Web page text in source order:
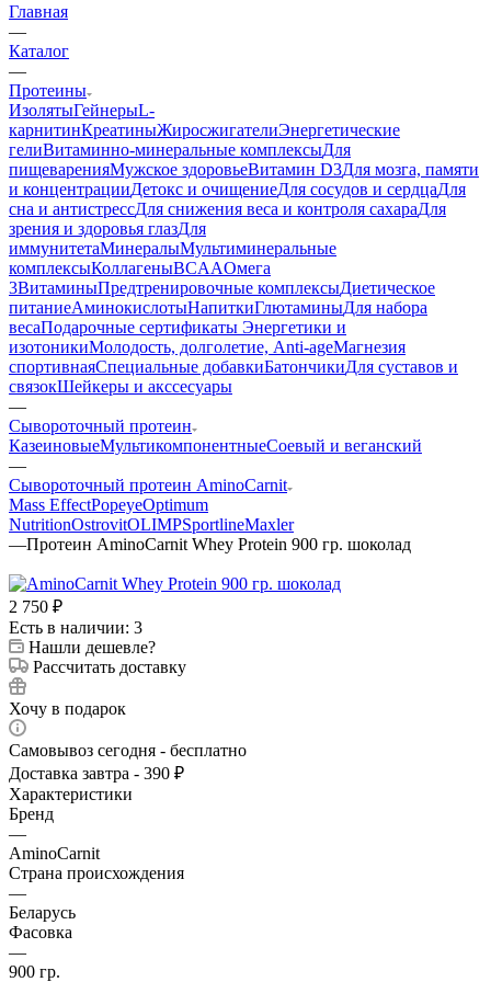
Главная
—
Каталог
—
Протеины
ИзолятыГейнерыL-
карнитинКреатиныЖиросжигателиЭнергетические
гелиВитаминно-минеральные комплексыДля
пищеваренияМужское здоровьеВитамин D3Для мозга, памяти
и концентрацииДетокс и очищениеДля сосудов и сердцаДля
сна и антистрессДля снижения веса и контроля сахараДля
зрения и здоровья глазДля
иммунитетаМинералыМультиминеральные
комплексыКоллагеныBCAAОмега
3ВитаминыПредтренировочные комплексыДиетическое
питаниеАминокислотыНапиткиГлютаминыДля набора
весаПодарочные сертификаты Энергетики и
изотоникиМолодость, долголетие, Anti-ageМагнезия
спортивнаяСпециальные добавкиБатончикиДля суставов и
связокШейкеры и акссесуары
—
Сывороточный протеин
КазеиновыеМультикомпонентныеСоевый и веганский
—
Сывороточный протеин AminoCarnit
Mass EffectPopeyeOptimum
NutritionOstrovitOLIMPSportlineMaxler
—Протеин AminoCarnit Whey Protein 900 гр. шоколад
2 750 ₽
Есть в наличии: 3
Нашли дешевле?
Рассчитать доставку
Хочу в подарок
Самовывоз сегодня - бесплатно
Доставка завтра - 390 ₽
Характеристики
Бренд
—
AminoCarnit
Страна происхождения
—
Беларусь
Фасовка
—
900 гр.